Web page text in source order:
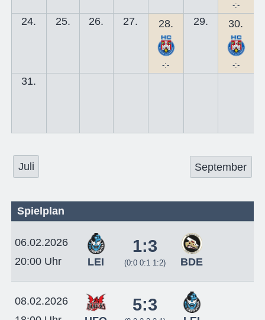
-:-
24. 25. 26. 27. 28.
-:-
29. 30.
-:-
31.
Juli September
Spielplan
06.02.2026
20:00 Uhr
LEI
1:3
(0:0 0:1 1:2) BDE
08.02.2026
5:3